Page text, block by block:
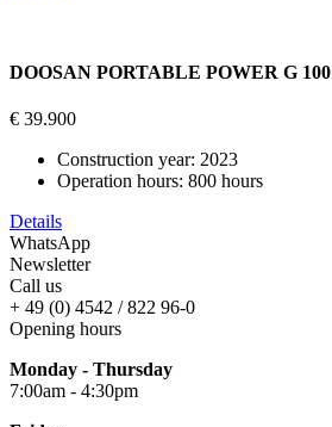
DOOSAN PORTABLE POWER G 100
€ 39.900
Construction year: 2023
Operation hours: 800 hours
Details
WhatsApp
Newsletter
Call us
+ 49 (0) 4542 / 822 96-0
Opening hours
Monday - Thursday
7:00am - 4:30pm